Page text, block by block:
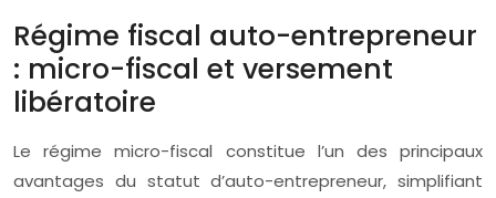
Régime fiscal auto-entrepreneur
: micro-fiscal et versement
libératoire
Le régime micro-fiscal constitue l’un des principaux
avantages du statut d’auto-entrepreneur, simplifiant